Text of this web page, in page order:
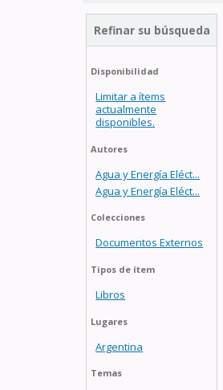
Refinar su búsqueda
Disponibilidad
Limitar a ítems
actualmente
disponibles.
Autores
Agua y Energía Eléct...
Agua y Energía Eléct...
Colecciones
Documentos Externos
Tipos de ítem
Libros
Lugares
Argentina
Temas